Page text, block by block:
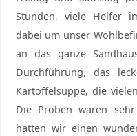
Stunden, viele Helfer
dabei um unser
an das ganze
Durchführung, das
Kartoffelsuppe, die
Die Proben waren
hatten wir einen